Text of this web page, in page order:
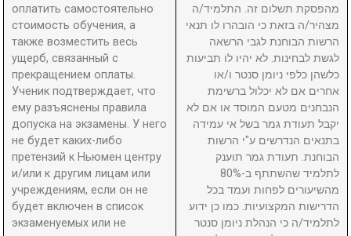
оплатить самостоятельно
стоимость обучения, а
также возместить весь
ущерб, связанный с
прекращением оплаты.
Ученик подтверждает, что
ему разъяснены правила
допуска на экзамены. У него
не будет каких-либо
претензий к Ньюмен центру
и/или к другим лицам или
учреждениям, если он не
будет включен в список
экзаменуемых или не
מהפסקת תשלום זה. התלמיד/ה
מצהיר/ה בזאת כי הובהרו לו תנאי
הרשות הבוחנת לגבי הרשאה
לגשת לבחינות. לא יהיו לו תביעות
כלשהן כלפי ניומן סנטר ו/או
אחרים אם לא יכלול ברשימת
הנבחנים מטעם המוסד או אם לא
יקבל תעודת גמר בשל אי עמידה
בתנאים הנדרשים ע"י הרשות
הבוחנת. תעודת גמר תוענק
לתלמיד שהשתתף ב-80%
מהשיעורים לפחות ועמד בכל
הדרישות המקצועיות. כמו כן ידוע
לתלמיד/ה כי הנהלת ניומן סנטר